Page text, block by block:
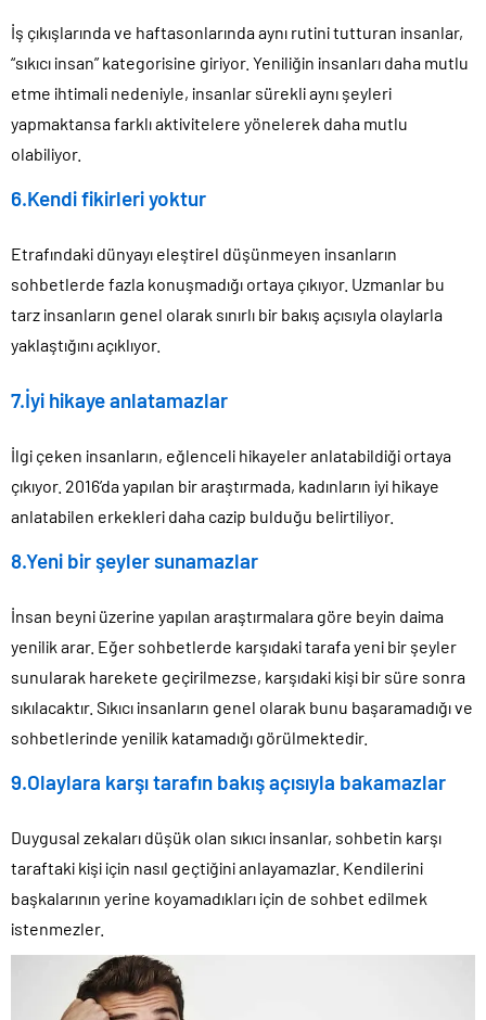
İş çıkışlarında ve haftasonlarında aynı rutini tutturan insanlar,
“sıkıcı insan” kategorisine giriyor. Yeniliğin insanları daha mutlu
etme ihtimali nedeniyle, insanlar sürekli aynı şeyleri
yapmaktansa farklı aktivitelere yönelerek daha mutlu
olabiliyor.
6.Kendi fikirleri yoktur
Etrafındaki dünyayı eleştirel düşünmeyen insanların
sohbetlerde fazla konuşmadığı ortaya çıkıyor. Uzmanlar bu
tarz insanların genel olarak sınırlı bir bakış açısıyla olaylarla
yaklaştığını açıklıyor.
7.İyi hikaye anlatamazlar
İlgi çeken insanların, eğlenceli hikayeler anlatabildiği ortaya
çıkıyor. 2016’da yapılan bir araştırmada, kadınların iyi hikaye
anlatabilen erkekleri daha cazip bulduğu belirtiliyor.
8.Yeni bir şeyler sunamazlar
İnsan beyni üzerine yapılan araştırmalara göre beyin daima
yenilik arar. Eğer sohbetlerde karşıdaki tarafa yeni bir şeyler
sunularak harekete geçirilmezse, karşıdaki kişi bir süre sonra
sıkılacaktır. Sıkıcı insanların genel olarak bunu başaramadığı ve
sohbetlerinde yenilik katamadığı görülmektedir.
9.Olaylara karşı tarafın bakış açısıyla bakamazlar
Duygusal zekaları düşük olan sıkıcı insanlar, sohbetin karşı
taraftaki kişi için nasıl geçtiğini anlayamazlar. Kendilerini
başkalarının yerine koyamadıkları için de sohbet edilmek
istenmezler.